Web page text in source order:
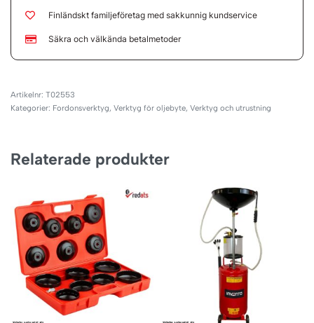
Finländskt familjeföretag med sakkunnig kundservice
Säkra och välkända betalmetoder
T02553
Kategorier: Fordonsverktyg, Verktyg för oljebyte, Verktyg och utrustning
Relaterade produkter